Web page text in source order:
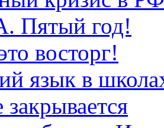
Пятый год!
восторг!
язык в